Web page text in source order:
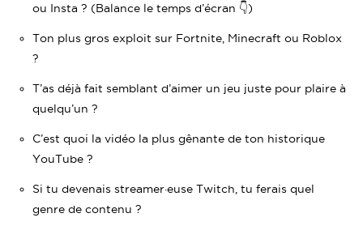
ou Insta ? (Balance le temps d’écran 👇)
Ton plus gros exploit sur Fortnite, Minecraft ou Roblox
?
T’as déjà fait semblant d’aimer un jeu juste pour plaire à
quelqu’un ?
C’est quoi la vidéo la plus gênante de ton historique
YouTube ?
Si tu devenais streamer·euse Twitch, tu ferais quel
genre de contenu ?